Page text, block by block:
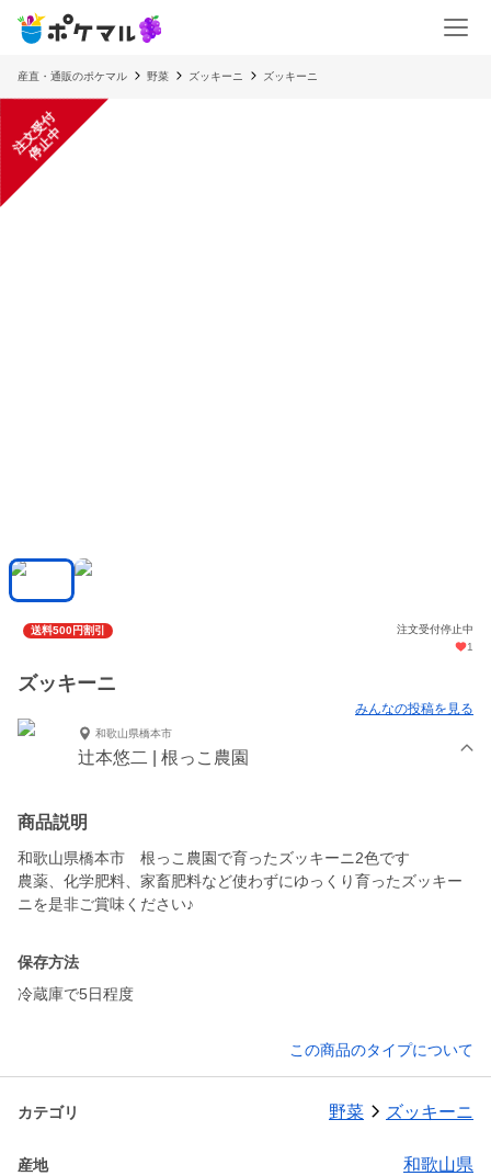
産直・通販のポケマル 野菜 ズッキーニ ズッキーニ
注
文
受
付
停
止
中
送料500円割引
注文受付停止中
1
ズッキーニ
みんなの投稿を見る
和歌山県橋本市
辻本悠二 | 根っこ農園
商品説明
和歌山県橋本市 根っこ農園で育ったズッキーニ2色です
農薬、化学肥料、家畜肥料など使わずにゆっくり育ったズッキー
ニを是非ご賞味ください♪
保存方法
冷蔵庫で5日程度
この商品のタイプについて
カテゴリ 野菜 ズッキーニ
産地 和歌山県